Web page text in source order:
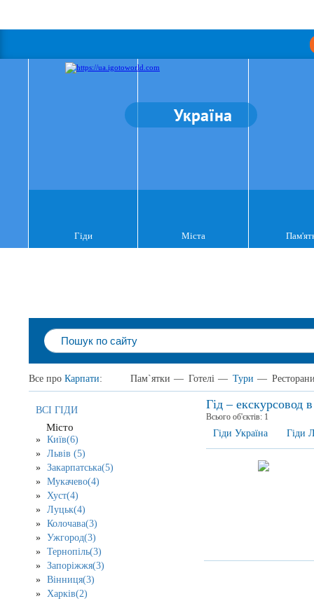
Україна
Гіди Міста
Все про Карпати: Пам`ятки — Готелі — Тури —
ВСІ ГІДИ
Місто
Київ(6)
Львів (5)
Закарпатська(5)
Мукачево(4)
Хуст(4)
Луцьк(4)
Колочава(3)
Ужгород(3)
Тернопіль(3)
Запоріжжя(3)
Вінниця(3)
Харків(2)
Гід – екскурсовод
Всього об'єктів: 1
Гіди Україна Гіди